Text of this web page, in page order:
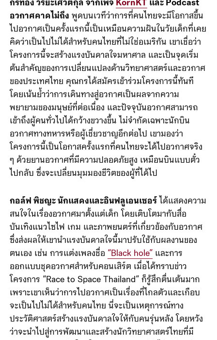
กรทอง วิริยะเศวตกุล จากเพจKornKTและ Podcast
อวกาศคาดไม่ถึงพูดบนเวทีว่าการที่คนไทยจะมีโอกาสขึ้น
ไปอวกาศเป็นครั้งแรกนี้เป็นเหมือนความฝันในวัยเด็กที่เคย
คิดว่าเป็นไปไม่ได้สำหรับคนไทยที่ไม่ใช่อเมริกัน เขาเชื่อว่า
โครงการนี้จะสร้างแรงบันดาลใจมหาศาล และเป็นจุดเริ่ม
ต้นสำคัญของการเปลี่ยนแปลงด้านวิทยาศาสตร์และอวกาศ
ของประเทศไทย คุณกรได้สมัครเข้าร่วมโครงการนี้ทันที
โดยเน้นย้ำว่าการเดินทางสู่อวกาศเป็นผลจากความ
พยายามของมนุษย์ที่ต่อเนื่อง และปัจจุบันอวกาศสามารถ
เข้าถึงผู้คนทั่วไปได้กว้างขวางขึ้น ไม่จำกัดเฉพาะนักบิน
อวกาศทางทหารหรือผู้เชี่ยวชาญอีกต่อไป เขามองว่า
โครงการนี้เป็นโอกาสครั้งแรกที่คนไทยจะได้ไปอวกาศจริง
ไปกลับ ซึ่งจะเปลี่ยนมุมมองชีวิตของผู้ที่ได้ไป
กอล์ฟ พิชญะ นักแสดงและอินฟลูเอนเซอร์ได้แสดงความ
สนใจในเรื่องอวกาศมาตั้งแต่เด็ก โดยเติบโตมากับสื่อ
บันเทิงแนวไซไฟ เกม และภาพยนตร์ที่เกี่ยวข้องกับอวกาศ
ซึ่งส่งผลให้เขานำแรงบันดาลใจนี้มาปรับใช้กับผลงานของ
ตนเอง เช่น การแต่งเพลงชื่อ“Black hole”และการ
ออกแบบชุดอวกาศสำหรับคอนเสิร์ต เมื่อได้ทราบข่าว
โครงการ “Race to Space Thailand” ก็รู้สึกตื่นเต้นมาก
เพราะเขาเห็นว่าการไปอวกาศเป็นเรื่องที่ไกลตัวและเกือบ
จะเป็นไปไม่ได้สำหรับคนไทย นี่จะเป็นเหตุการณ์ทาง